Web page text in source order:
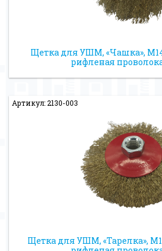
Щетка для УШМ, «Чашка»,
рифленая
Артикул: 2130-003
Щетка для УШМ, «Тарелка»,